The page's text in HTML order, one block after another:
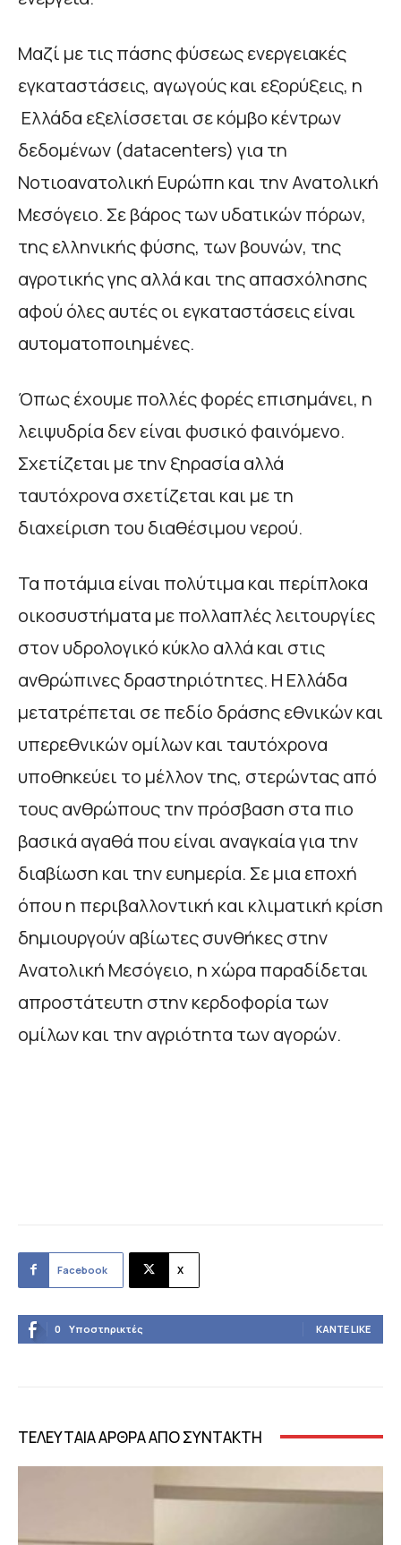
Μαζί με τις πάσης φύσεως ενεργειακές
εγκαταστάσεις, αγωγούς και εξορύξεις, η
Ελλάδα εξελίσσεται σε κόμβο κέντρων
δεδομένων (datacenters) για τη
Νοτιοανατολική Ευρώπη και την Ανατολική
Μεσόγειο. Σε βάρος των υδατικών πόρων,
της ελληνικής φύσης, των βουνών, της
αγροτικής γης αλλά και της απασχόλησης
αφού όλες αυτές οι εγκαταστάσεις είναι
αυτοματοποιημένες.
Όπως έχουμε πολλές φορές επισημάνει, η
λειψυδρία δεν είναι φυσικό φαινόμενο.
Σχετίζεται με την ξηρασία αλλά
ταυτόχρονα σχετίζεται και με τη
διαχείριση του διαθέσιμου νερού.
Τα ποτάμια είναι πολύτιμα και περίπλοκα
οικοσυστήματα με πολλαπλές λειτουργίες
στον υδρολογικό κύκλο αλλά και στις
ανθρώπινες δραστηριότητες. Η Ελλάδα
μετατρέπεται σε πεδίο δράσης εθνικών και
υπερεθνικών ομίλων και ταυτόχρονα
υποθηκεύει το μέλλον της, στερώντας από
τους ανθρώπους την πρόσβαση στα πιο
βασικά αγαθά που είναι αναγκαία για την
διαβίωση και την ευημερία. Σε μια εποχή
όπου η περιβαλλοντική και κλιματική κρίση
δημιουργούν αβίωτες συνθήκες στην
Ανατολική Μεσόγειο, η χώρα παραδίδεται
απροστάτευτη στην κερδοφορία των
ομίλων και την αγριότητα των αγορών.
Facebook X
0 Υποστηρικτές ΚΆΝΤΕ LIKE
ΤΕΛΕΥΤΑΙΑ ΑΡΘΡΑ ΑΠΟ ΣΥΝΤΑΚΤΗ